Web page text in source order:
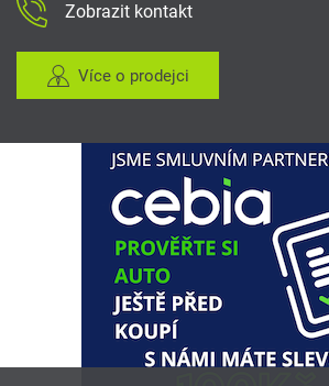
Zobrazit kontakt
Více o prodejci